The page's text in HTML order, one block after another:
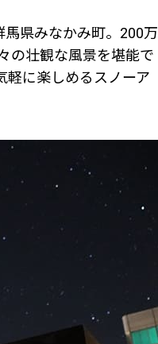
馬県みなかみ町。200万
の壮観な風景を堪能で
軽に楽しめるスノーア